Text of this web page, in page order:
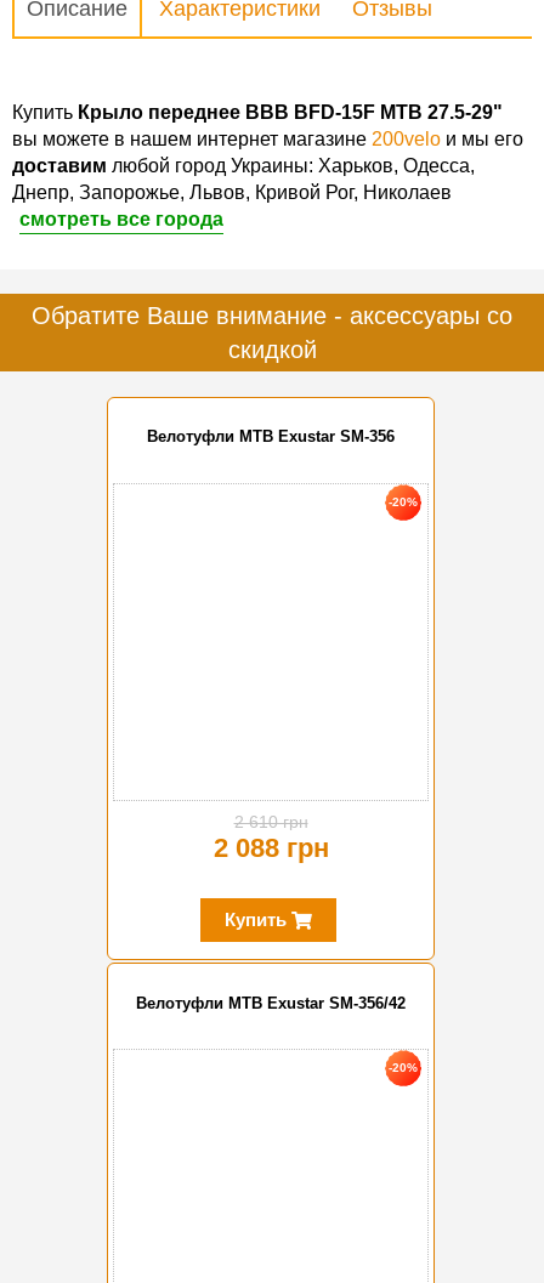
Описание Характеристики Отзывы
Купить Крыло переднее BBB BFD-15F MTB 27.5-29"
вы можете в нашем интернет магазине 200velo и мы его
доставим любой город Украины: Харьков, Одесса,
Днепр, Запорожье, Львов, Кривой Рог, Николаев
смотреть все города
Обратите Ваше внимание - аксессуары со
скидкой
Велотуфли MTB Exustar SM-356
-20%
2 610 грн
2 088 грн
Купить
Велотуфли MTB Exustar SM-356/42
-20%